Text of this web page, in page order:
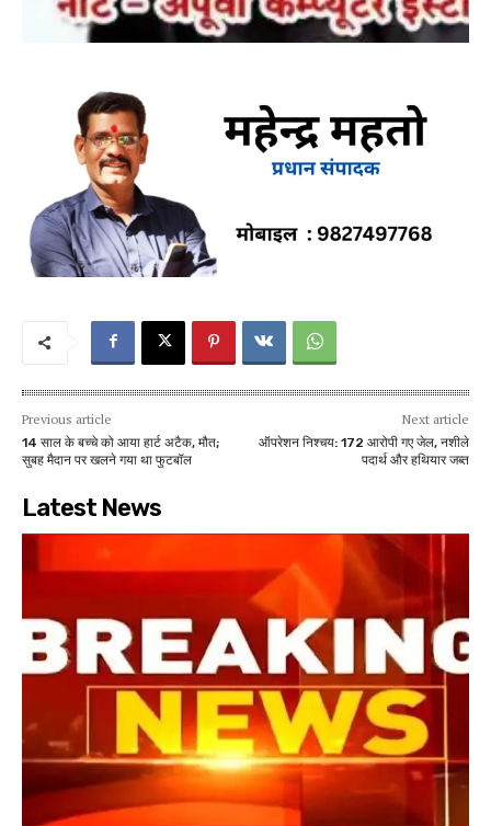
Previous article
14 साल के बच्चे को आया हार्ट अटैक, मौत;
सुबह मैदान पर खलने गया था फुटबॉल
Next article
ऑपरेशन निश्चय: 172 आरोपी गए जेल, नशीले
पदार्थ और हथियार जब्त
Latest News